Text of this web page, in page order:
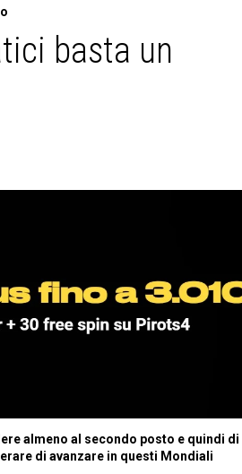
basta un
almeno al secondo posto e quindi di
di avanzare in questi Mondiali